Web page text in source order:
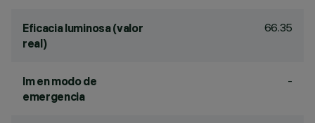
Eficacia luminosa (valor
real)
66.35
lm en modo de
emergencia
-